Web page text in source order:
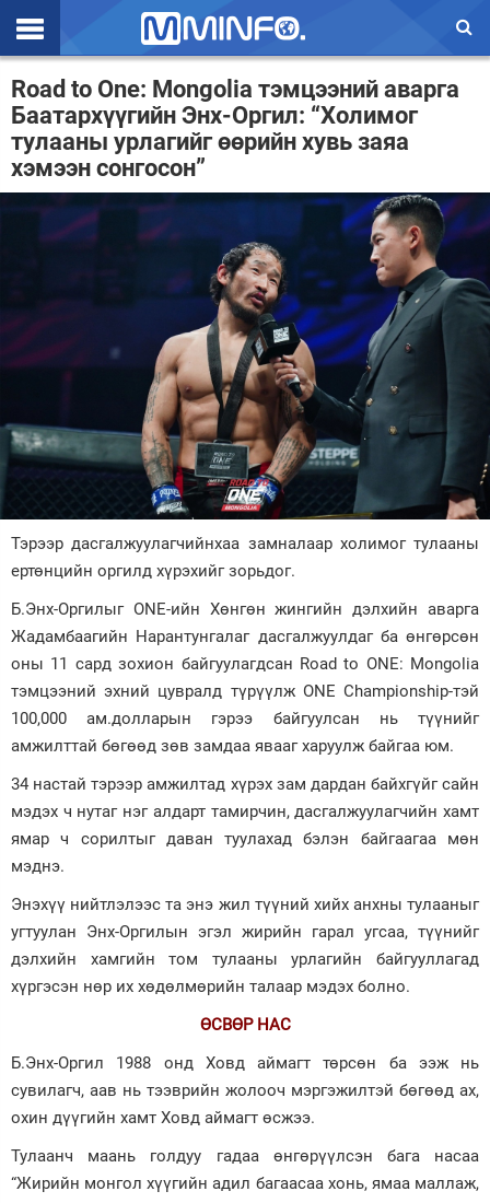
Эхлэл
Цаг агаар
Валют ханш
Улс төр
Үзэл бодол
Спорт
Дэлхий
Энтертайнмэнт
Зурхай
Road to One: Mongolia тэмцээний аварга
Баатархүүгийн Энх-Оргил: “Холимог
тулааны урлагийг өөрийн хувь заяа
хэмээн сонгосон”
Тэрээр дасгалжуулагчийнхаа замналаар холимог тулааны
ертөнцийн оргилд хүрэхийг зорьдог.
Б.Энх-Оргилыг ONE-ийн Хөнгөн жингийн дэлхийн аварга
Жадамбаагийн Нарантунгалаг дасгалжуулдаг ба өнгөрсөн
оны 11 сард зохион байгуулагдсан Road to ONE: Mongolia
тэмцээний эхний цувралд түрүүлж ONE Championship-тэй
100,000 ам.долларын гэрээ байгуулсан нь түүнийг
амжилттай бөгөөд зөв замдаа явааг харуулж байгаа юм.
34 настай тэрээр амжилтад хүрэх зам дардан байхгүйг сайн
мэдэх ч нутаг нэг алдарт тамирчин, дасгалжуулагчийн хамт
ямар ч сорилтыг даван туулахад бэлэн байгаагаа мөн
мэднэ.
Энэхүү нийтлэлээс та энэ жил түүний хийх анхны тулааныг
угтуулан Энх-Оргилын эгэл жирийн гарал угсаа, түүнийг
дэлхийн хамгийн том тулааны урлагийн байгууллагад
хүргэсэн нөр их хөдөлмөрийн талаар мэдэх болно.
ӨСВӨР НАС
Б.Энх-Оргил 1988 онд Ховд аймагт төрсөн ба ээж нь
сувилагч, аав нь тээврийн жолооч мэргэжилтэй бөгөөд ах,
охин дүүгийн хамт Ховд аймагт өсжээ.
Тулаанч маань голдуу гадаа өнгөрүүлсэн бага насаа
“Жирийн монгол хүүгийн адил багаасаа хонь, ямаа маллаж,